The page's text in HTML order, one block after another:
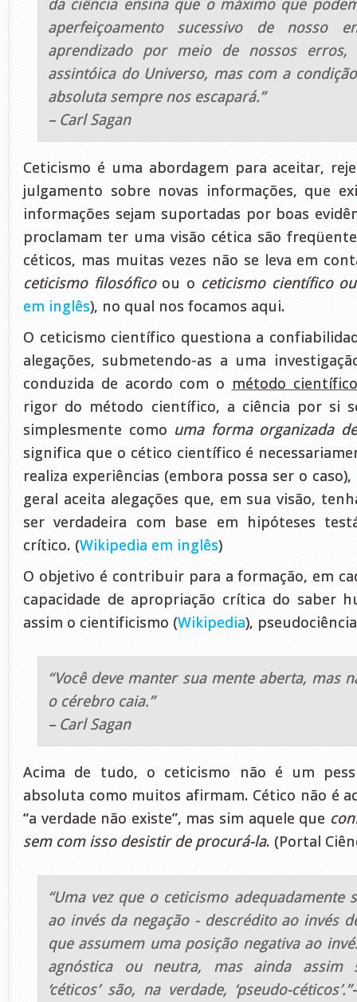
da ciência ensina que o máximo que
aperfeiçoamento sucessivo de nosso
aprendizado por meio de nossos erros,
assintóica do Universo, mas com a
absoluta sempre nos escapará.”
– Carl Sagan
Ceticismo é uma abordagem para aceitar,
julgamento sobre novas informações, que
informações sejam suportadas por boas
proclamam ter uma visão cética são
céticos, mas muitas vezes não se leva em
ceticismo filosóficoou o ceticismo científico
em inglês), no qual nos focamos aqui.
O ceticismo científico questiona a
alegações, submetendo-as a uma
conduzida de acordo com o método científico
rigor do método científico, a ciência por si
simplesmente como uma forma organizada
significa que o cético científico é
realiza experiências (embora possa ser o
geral aceita alegações que, em sua visão,
ser verdadeira com base em hipóteses
crítico. (Wikipedia em inglês)
O objetivo é contribuir para a formação, em
capacidade de apropriação crítica do saber
assim o cientificismo (Wikipedia),
“Você deve manter sua mente aberta, mas
o cérebro caia.”
– Carl Sagan
Acima de tudo, o ceticismo não é um
absoluta como muitos afirmam. Cético não é
“a verdade não existe”, mas sim aquele que
sem com isso desistir de procurá-la. (Portal
“Uma vez que o ceticismo adequadamente
ao invés da negação - descrédito ao invés
que assumem uma posição negativa ao
agnóstica ou neutra, mas ainda assim
‘céticos’ são, na verdade, ‘pseudo-